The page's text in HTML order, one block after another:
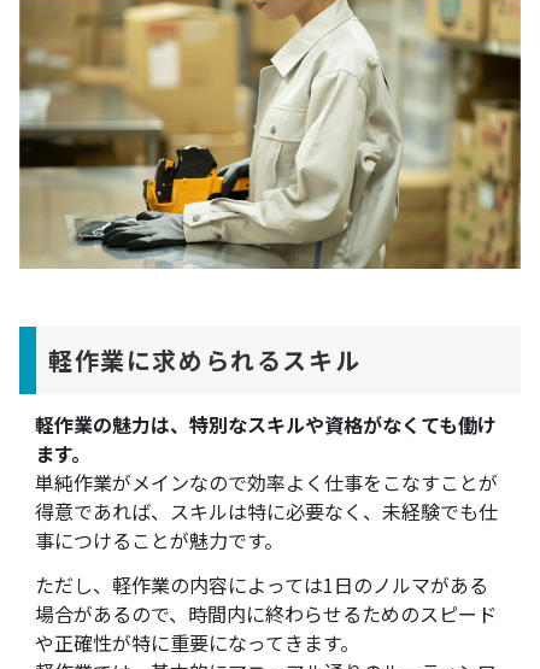
軽作業に求められるスキル
軽作業の魅力は、特別なスキルや資格がなくても働け
ます。
単純作業がメインなので効率よく仕事をこなすことが
得意であれば、スキルは特に必要なく、未経験でも仕
事につけることが魅力です。
ただし、軽作業の内容によっては1日のノルマがある
場合があるので、時間内に終わらせるためのスピード
や正確性が特に重要になってきます。